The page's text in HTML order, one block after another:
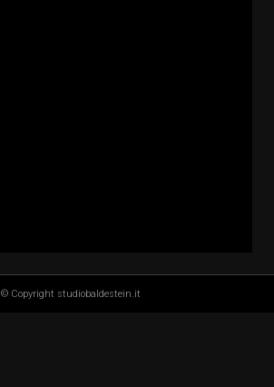
© Copyright studiobaldestein.it